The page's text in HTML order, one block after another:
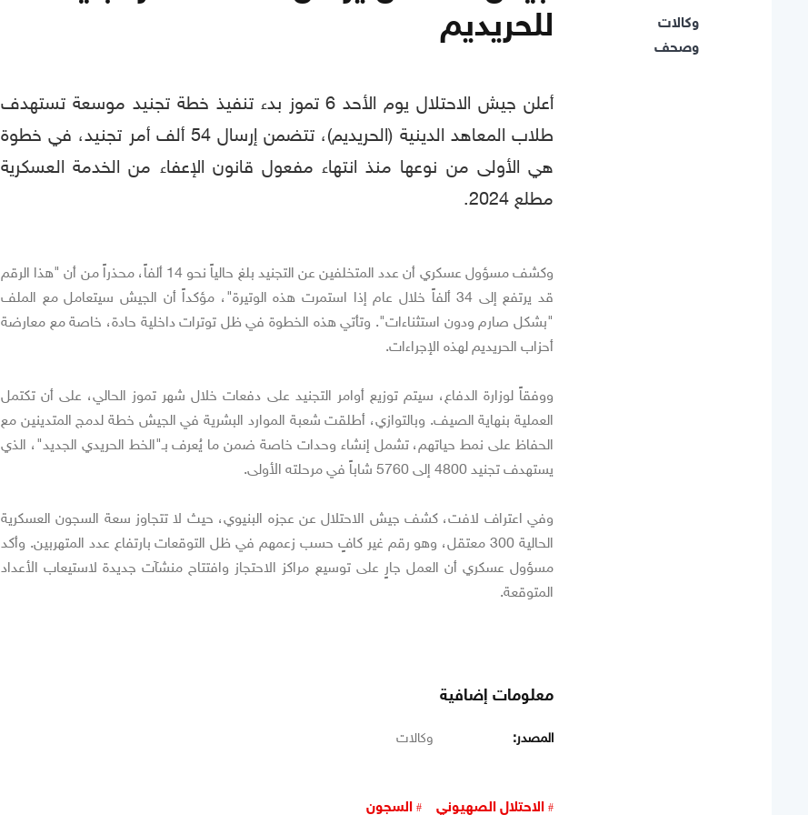
وكالات
وصحف
للحريديم
أعلن جيش الاحتلال يوم الأحد 6 تموز بدء تنفيذ خطة تجنيد موسعة تستهدف
طلاب المعاهد الدينية (الحريديم)، تتضمن إرسال 54 ألف أمر تجنيد، في خطوة
هي الأولى من نوعها منذ انتهاء مفعول قانون الإعفاء من الخدمة العسكرية
مطلع 2024.
وكشف مسؤول عسكري أن عدد المتخلفين عن التجنيد بلغ حالياً نحو 14 ألفاً، محذراً من أن "هذا الرقم
قد يرتفع إلى 34 ألفاً خلال عام إذا استمرت هذه الوتيرة"، مؤكداً أن الجيش سيتعامل مع الملف
"بشكل صارم ودون استثناءات". وتأتي هذه الخطوة في ظل توترات داخلية حادة، خاصة مع معارضة
أحزاب الحريديم لهذه الإجراءات.
ووفقاً لوزارة الدفاع، سيتم توزيع أوامر التجنيد على دفعات خلال شهر تموز الحالي، على أن تكتمل
العملية بنهاية الصيف. وبالتوازي، أطلقت شعبة الموارد البشرية في الجيش خطة لدمج المتدينين مع
الحفاظ على نمط حياتهم، تشمل إنشاء وحدات خاصة ضمن ما يُعرف بـ"الخط الحريدي الجديد"، الذي
يستهدف تجنيد 4800 إلى 5760 شاباً في مرحلته الأولى.
وفي اعتراف لافت، كشف جيش الاحتلال عن عجزه البنيوي، حيث لا تتجاوز سعة السجون العسكرية
الحالية 300 معتقل، وهو رقم غير كافٍ حسب زعمهم في ظل التوقعات بارتفاع عدد المتهربين. وأكد
مسؤول عسكري أن العمل جارٍ على توسيع مراكز الاحتجاز وافتتاح منشآت جديدة لاستيعاب الأعداد
المتوقعة.
معلومات إضافية
المصدر: وكالات
الاحتلال الصهيوني السجون